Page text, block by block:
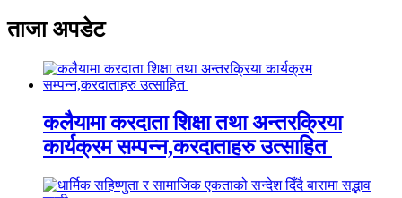
ताजा अपडेट
कलैयामा करदाता शिक्षा तथा अन्तरक्रिया
कार्यक्रम सम्पन्न,करदाताहरु उत्साहित